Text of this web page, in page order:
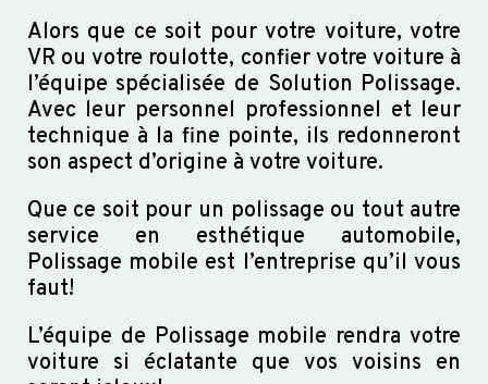
Alors que ce soit pour votre voiture, votre
VR ou votre roulotte, confier votre voiture à
l’équipe spécialisée de Solution Polissage.
Avec leur personnel professionnel et leur
technique à la fine pointe, ils redonneront
son aspect d’origine à votre voiture.
Que ce soit pour un polissage ou tout autre
service en esthétique automobile,
Polissage mobile est l’entreprise qu’il vous
faut!
L’équipe de Polissage mobile rendra votre
voiture si éclatante que vos voisins en